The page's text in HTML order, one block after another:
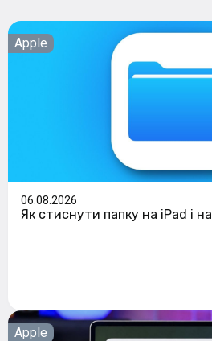
Apple
06.08.2026
Як стиснути папку на iPad і
Apple